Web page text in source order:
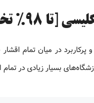
98% تخفیف]
و پرکاربرد در میان تمام
بسیار زیادی در